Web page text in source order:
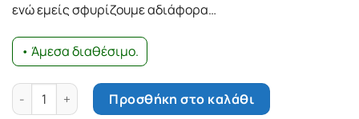
ενώ εµείς σφυρίζουµε αδιάφορα…
• Άμεσα διαθέσιμο.
Μίστερ Μπούλντογκ ποσότηταΠροσθήκη στο καλάθι